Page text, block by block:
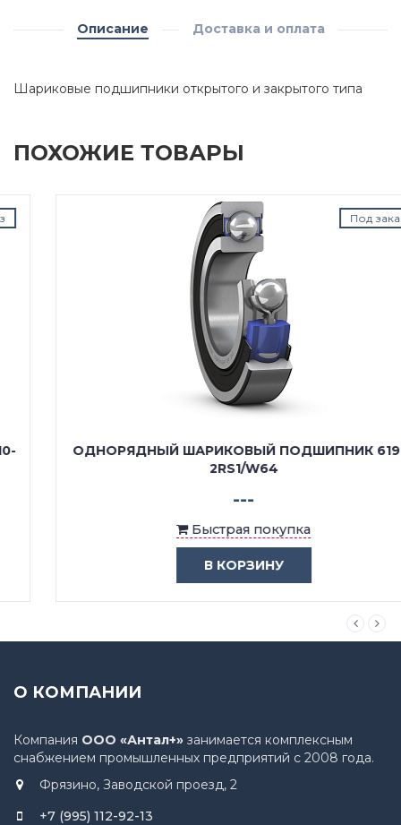
Описание Доставка и оплата
Шариковые подшипники открытого и закрытого типа
ПОХОЖИЕ ТОВАРЫ
Под заказ
ОДНОРЯДНЫЙ ШАРИКОВЫЙ ПОДШИПНИК 61910
2RS1/W64
Быстрая покупка
В КОРЗИНУ
О КОМПАНИИ
Компания ООО «Антал+» занимается комплексным
снабжением промышленных предприятий с 2008 года.
Фрязино, Заводской проезд, 2
+7 (995) 112-92-13